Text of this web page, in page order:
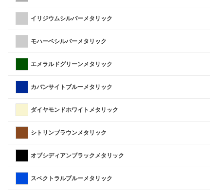
イリジウムシルバーメタリック
モハーベシルバーメタリック
エメラルドグリーンメタリック
カバンサイトブルーメタリック
ダイヤモンドホワイトメタリック
シトリンブラウンメタリック
オブシディアンブラックメタリック
スペクトラルブルーメタリック